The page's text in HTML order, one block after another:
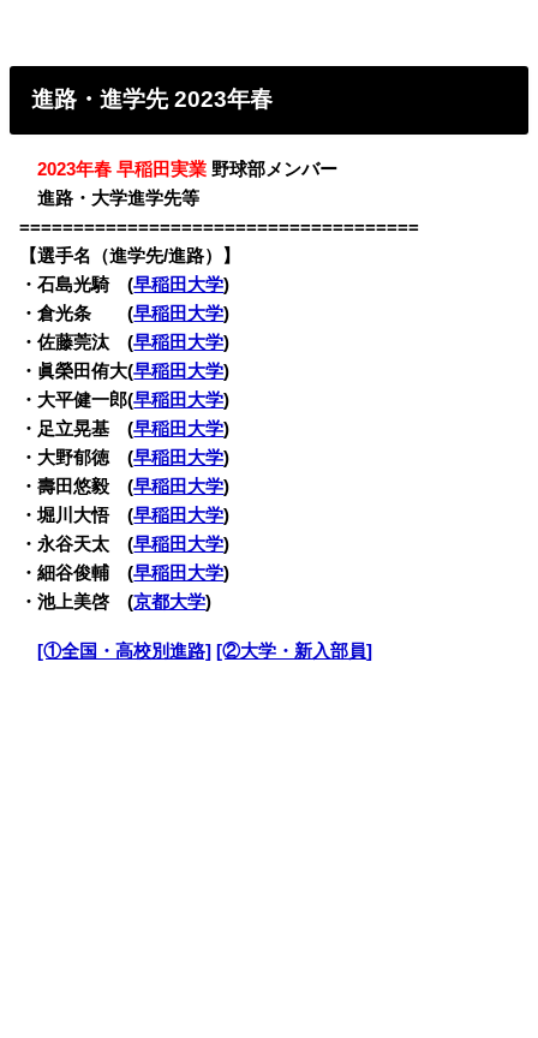
進路・進学先 2023年春
・2023年春 早稲田実業 野球部メンバー
・進路・大学進学先等
=====================================
【選手名（進学先/進路）】
・石島光騎 (早稲田大学)
・倉光条 (早稲田大学)
・佐藤莞汰 (早稲田大学)
・眞榮田侑大(早稲田大学)
・大平健一郎(早稲田大学)
・足立晃基 (早稲田大学)
・大野郁徳 (早稲田大学)
・壽田悠毅 (早稲田大学)
・堀川大悟 (早稲田大学)
・永谷天太 (早稲田大学)
・細谷俊輔 (早稲田大学)
・池上美啓 (京都大学)
・[①全国・高校別進路] [②大学・新入部員]